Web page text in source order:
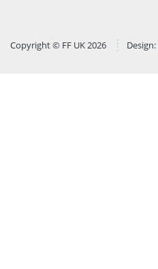
Copyright © FF UK 2026 Design: